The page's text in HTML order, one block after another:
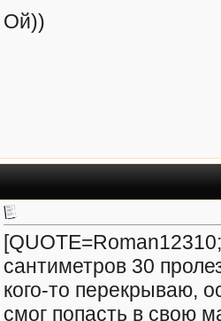
Ой))
сантиметров 30
кого-то перекрываю,
смог попасть в свою